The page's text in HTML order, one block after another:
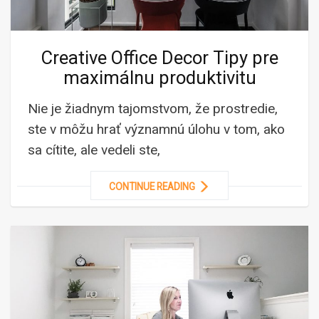
Creative Office Decor Tipy pre
maximálnu produktivitu
Nie je žiadnym tajomstvom, že prostredie,
ste v môžu hrať významnú úlohu v tom, ako
sa cítite, ale vedeli ste,
CONTINUE READING